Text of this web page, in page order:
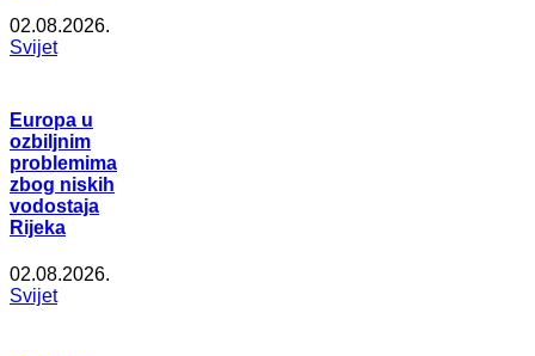
02.08.2026.
Svijet
Europa u
ozbiljnim
problemima
zbog niskih
vodostaja
Rijeka
02.08.2026.
Svijet